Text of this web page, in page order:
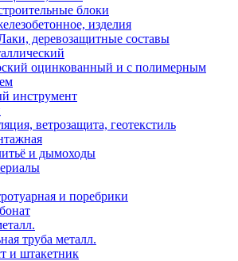
блоки
изделия
деревозащитные составы
оцинкованный и с полимерным
инструмент
ветрозащита, геотекстиль
и дымоходы
и поребрики
труба металл.
и штакетник